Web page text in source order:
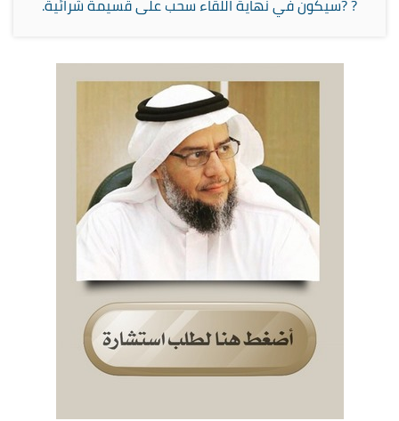
‏? ?سيكون في نهاية اللقاء سحب على قسيمة شرائية.